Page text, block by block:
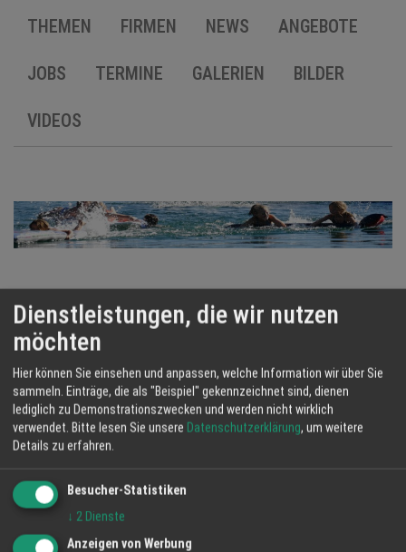
TERMINE
ANGEBOTE
JOBS
KONTAKT
THEMEN FIRMEN NEWS ANGEBOTE
JOBS TERMINE GALERIEN BILDER
VIDEOS
KONTAKT INFORMATIONEN
HappyTime24 Services GmbH
Lindenweg 23
61231 Bad Nauheim
Telefon: 06032 80 108
Telefax: 06032 84 590
Dienstleistungen, die wir nutzen
möchten
Hier können Sie einsehen und anpassen, welche Information wir über Sie
sammeln. Einträge, die als "Beispiel" gekennzeichnet sind, dienen
lediglich zu Demonstrationszwecken und werden nicht wirklich
verwendet. Bitte lesen Sie unsere Datenschutzerklärung, um weitere
Details zu erfahren.
Besucher-Statistiken
↓ 2 Dienste
Anzeigen von Werbung